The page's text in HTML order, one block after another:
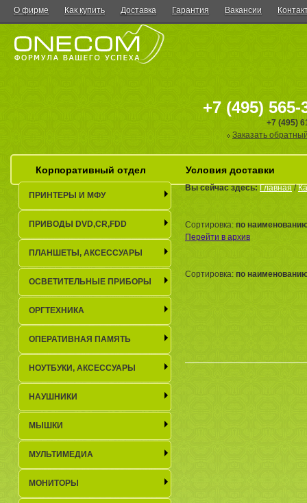
О фирме Как купить Доставка Гарантия Вакансии
+7 (495) 565-
+7 (495)
Заказать
Корпоративный отдел Условия доставки
Вы сейчас здесь:Главная/
Сортировка: по
Перейти в архив
Сортировка: по
ПРИНТЕРЫ И МФУ
ПРИВОДЫ DVD,CR,FDD
ПЛАНШЕТЫ, АКСЕСCУАРЫ
ОСВЕТИТЕЛЬНЫЕ ПРИБОРЫ
ОРГТЕХНИКА
ОПЕРАТИВНАЯ ПАМЯТЬ
НОУТБУКИ, АКСЕСCУАРЫ
НАУШНИКИ
МЫШКИ
МУЛЬТИМЕДИА
МОНИТОРЫ